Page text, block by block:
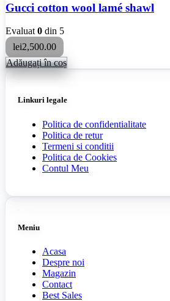
Gucci cotton wool lamé shawl
Evaluat 0 din 5
lei2,500.00
Adăugați în coș
Linkuri legale
Politica de confidentialitate
Politica de retur
Termeni si conditii
Politica de Cookies
Contul Meu
Meniu
Acasa
Despre noi
Magazin
Contact
Best Sales